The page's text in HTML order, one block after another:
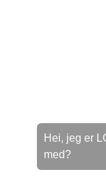
Hei, jeg er